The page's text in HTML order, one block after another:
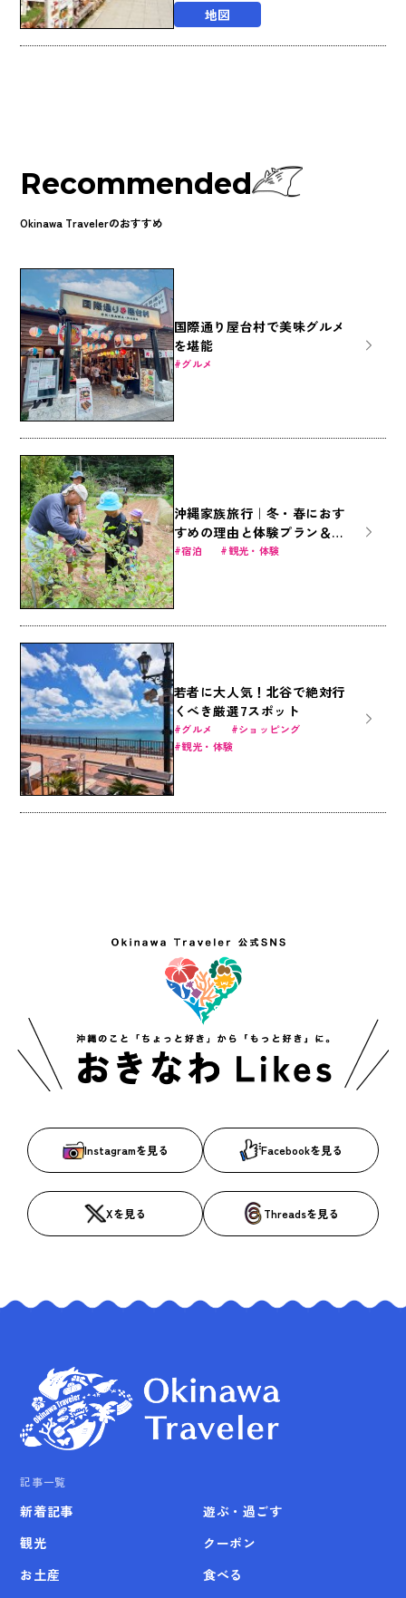
地図
Recommended
Okinawa Travelerのおすすめ
国際通り屋台村で美味グルメ
を堪能
グルメ
沖縄家族旅行｜冬・春におす
すめの理由と体験プラン＆お
得なファミリー商品
宿泊 観光・体験
若者に大人気！北谷で絶対行
くべき厳選7スポット
グルメ
ショッピング
観光・体験
Instagramを見る Facebookを見る
Xを見る Threadsを見る
記事一覧
新着記事
観光
お土産
遊ぶ・過ごす
クーポン
食べる